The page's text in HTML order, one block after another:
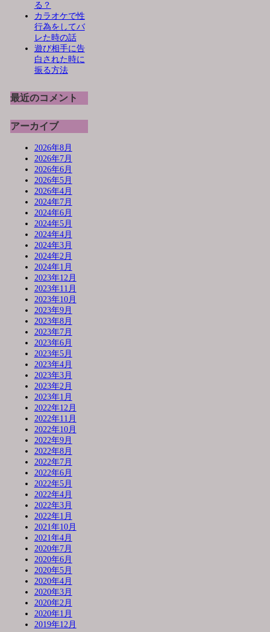
る？
カラオケで性
行為をしてバ
レた時の話
遊び相手に告
白された時に
振る方法
最近のコメント
アーカイブ
2026年8月
2026年7月
2026年6月
2026年5月
2026年4月
2024年7月
2024年6月
2024年5月
2024年4月
2024年3月
2024年2月
2024年1月
2023年12月
2023年11月
2023年10月
2023年9月
2023年8月
2023年7月
2023年6月
2023年5月
2023年4月
2023年3月
2023年2月
2023年1月
2022年12月
2022年11月
2022年10月
2022年9月
2022年8月
2022年7月
2022年6月
2022年5月
2022年4月
2022年3月
2022年1月
2021年10月
2021年4月
2020年7月
2020年6月
2020年5月
2020年4月
2020年3月
2020年2月
2020年1月
2019年12月